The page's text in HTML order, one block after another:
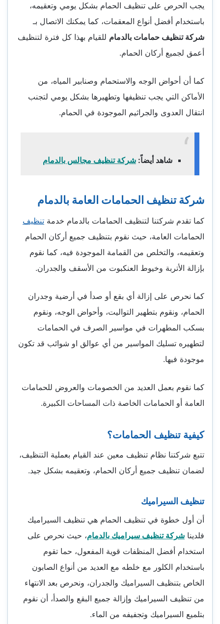
يجب الحرص على تنظيف الحمام بشكل يومي وتعقيمه،
باستخدام أفضل أنواع المعقمات، كما يمكنك الاتصال بـ
شركة تنظيف حمامات بالدمام للقيام بهذا كل فترة لتنظيف
أعمق لجميع أركان الحمام.
كما أن أحواض الوجه والاستحمام وصنابير المياه، من
الأماكن التي يجب تنظيفها وتطهيرها بشكل يومي لتجنب
انتقال العدوى والجراثيم الموجودة في الحمام.
شاهد أيضاً: شركة تنظيف مجالس بالدمام
شركة تنظيف الحمامات العامة بالدمام
كما تقدم شركتنا لتنظيف الحمامات بالدمام خدمة تنظيف
الحمامات العامة، حيث نقوم بتنظيف جميع أركان الحمام
وتعقيمه، والتخلص من القمامة الموجودة فيه، كما نقوم
بإزالة الأتربة وخيوط العنكبوت من الأسقف والجدران.
كما نحرص على إزالة أي بقع أو صدأ في أرضية وجدران
الحمام، ونقوم بتطهير التواليت، وأحواض الوجه، ونقوم
بسكب المطهرات في مواسير الصرف في الحمامات
لتطهيره تسليك المواسير من أي عوالق او شوائب قد تكون
موجودة فيها.
كما نقوم بعمل العديد من الخصومات والعروض للحمامات
العامة أو الحمامات الخاصة ذات المساحات الكبيرة.
كيفية تنظيف الحمامات؟
تتبع شركتنا نظام تنظيف معين عند القيام بعملية التنظيف،
لضمان تنظيف جميع أركان الحمام، وتعقيمه بشكل جيد.
تنظيف السيراميك
أن أول خطوة في تنظيف الحمام هي تنظيف السيراميك
فلدينا شركة تنظيف سيراميك بالدمام، حيث نحرص على
استخدام أفضل المنظفات قوية المفعول، حما تقوم
باستخدام الكلور مع خلطه مع العديد من أنواع الصابون
الخاص بتنظيف السيراميك والجدران، ونحرص بعد الانتهاء
من تنظيف السيراميك وإزالة جميع البقع والصدأ، أن نقوم
بتلميع السيراميك وتجفيفه من الماء.